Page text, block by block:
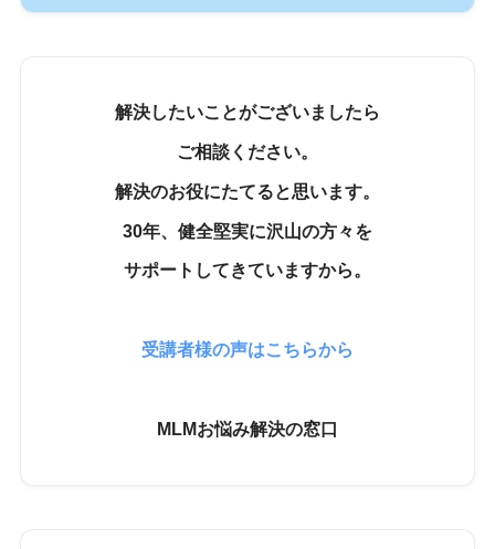
解決したいことがございましたら
ご相談ください。
解決のお役にたてると思います。
30年、健全堅実に沢山の方々を
サポートしてきていますから。
受講者様の声はこちらから
MLMお悩み解決の窓口